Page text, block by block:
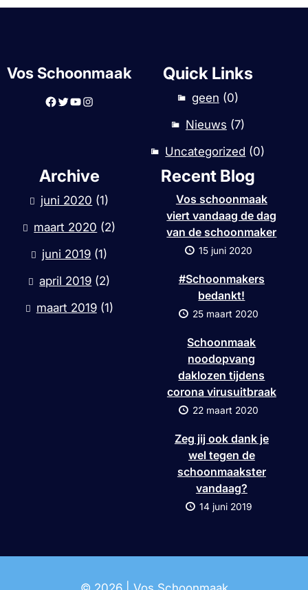
Vos Schoonmaak
Facebook Twitter YouTube Instagram
Quick Links
geen (0)
Nieuws (7)
Uncategorized (0)
Archive
juni 2020 (1)
maart 2020 (2)
juni 2019 (1)
april 2019 (2)
maart 2019(1)
Recent Blog
Vos schoonmaak
viert vandaag de dag
van de schoonmaker
15 juni 2020
#Schoonmakers
bedankt!
25 maart 2020
Schoonmaak
noodopvang
daklozen tijdens
corona virusuitbraak
22 maart 2020
Zeg jij ook dank je
wel tegen de
schoonmaakster
vandaag?
14 juni 2019